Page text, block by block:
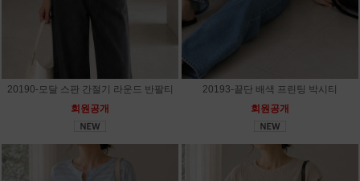
20190-모달 스판 간절기 라운드 반팔티
회원공개
20193-끝단 배색 프린팅 박시티
회원공개